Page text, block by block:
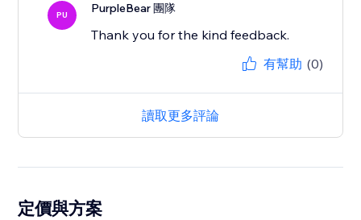
PU PurpleBear 團隊
Thank you for the kind feedback.
有幫助 (0)
讀取更多評論
定價與方案